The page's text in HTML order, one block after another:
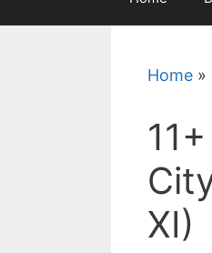
Home »
XI)